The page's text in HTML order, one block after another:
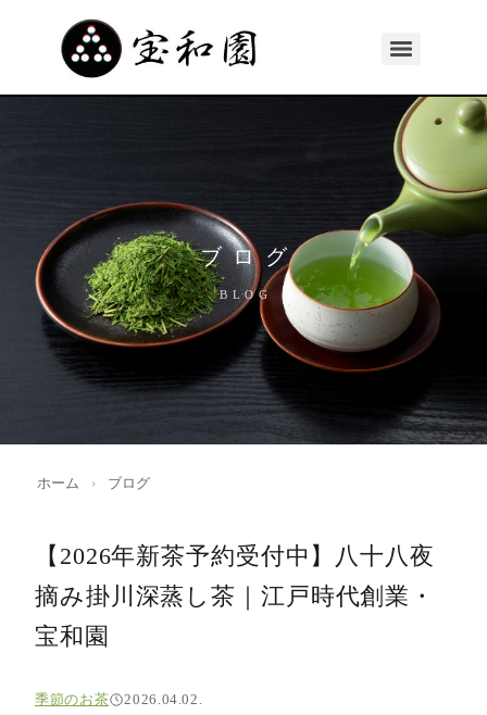
ブログ
BLOG
ホーム › ブログ
【2026年新茶予約受付中】八十八夜
摘み掛川深蒸し茶｜江戸時代創業・
宝和園
季節のお茶 2026.04.02.